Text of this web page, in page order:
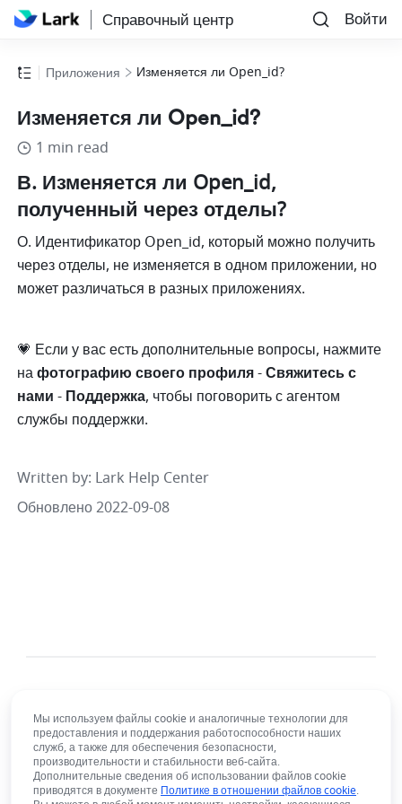
Справочный центр Войти
Приложения Изменяется ли Open_id?
Изменяется ли Open_id?
1 min read
В. Изменяется ли Open_id,
полученный через отделы?
О. Идентификатор Open_id, который можно получить
через отделы, не изменяется в одном приложении, но
может различаться в разных приложениях.
💗 Если у вас есть дополнительные вопросы, нажмите
на фотографию своего профиля - Свяжитесь с
нами - Поддержка, чтобы поговорить с агентом
службы поддержки.
Written by: Lark Help Center
Обновлено 2022-09-08
Русский язык
Bahasa Indonesia Deutsch English Español
Мы используем файлы cookie и аналогичные технологии для
предоставления и поддержания работоспособности наших
служб, а также для обеспечения безопасности,
производительности и стабильности веб-сайта.
Дополнительные сведения об использовании файлов cookie
приводятся в документе Политике в отношении файлов cookie.